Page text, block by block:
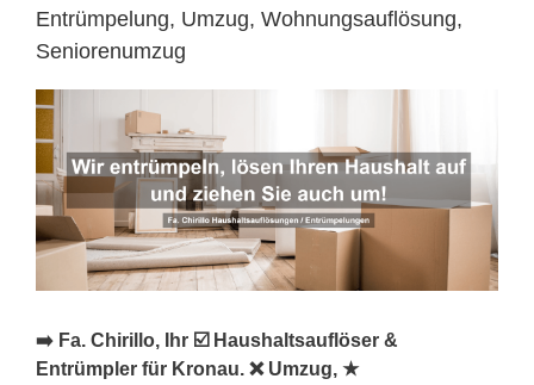
Entrümpelung, Umzug, Wohnungsauflösung,
Seniorenumzug
➡️ Fa. Chirillo, Ihr ☑️ Haushaltsauflöser &
Entrümpler für Kronau. ❌ Umzug, ★